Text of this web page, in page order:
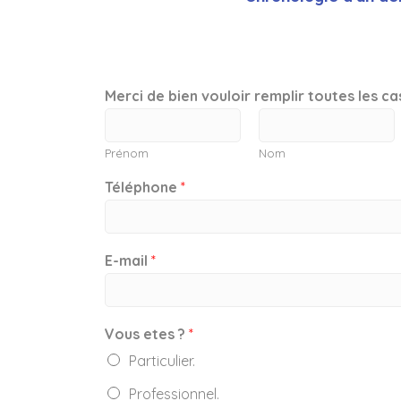
Merci de bien vouloir remplir toutes les
Prénom Nom
Téléphone *
E-mail *
Vous etes ? *
Particulier.
Professionnel.